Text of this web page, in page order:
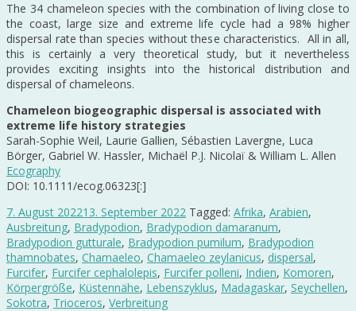
The 34 chameleon species with the combination of living close to
the coast, large size and extreme life cycle had a 98% higher
dispersal rate than species without these characteristics. All in all,
this is certainly a very theoretical study, but it nevertheless
provides exciting insights into the historical distribution and
dispersal of chameleons.
Chameleon biogeographic dispersal is associated with
extreme life history strategies
Sarah-Sophie Weil, Laurie Gallien, Sébastien Lavergne, Luca
Börger, Gabriel W. Hassler, Michaël P.J. Nicolaï & William L. Allen
Ecography
DOI: 10.1111/ecog.06323[:]
7. August 202213. September 2022 Tagged: Afrika, Arabien,
Ausbreitung, Bradypodion, Bradypodion damaranum,
Bradypodion gutturale, Bradypodion pumilum, Bradypodion
thamnobates, Chamaeleo, Chamaeleo zeylanicus, dispersal,
Furcifer, Furcifer cephalolepis, Furcifer polleni, Indien, Komoren,
Körpergröße, Küstennähe, Lebenszyklus, Madagaskar, Seychellen,
Sokotra, Trioceros, Verbreitung